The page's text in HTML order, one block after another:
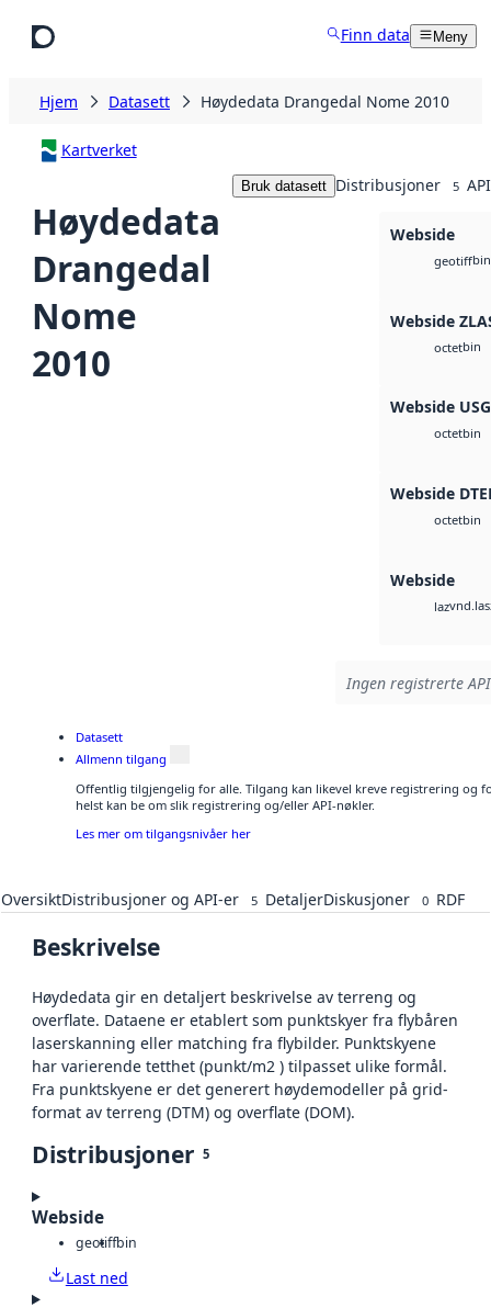
Finn data Meny
Hjem Datasett Høydedata Drangedal Nome 2010
Kartverket
Høydedata
Drangedal
Nome
2010
Bruk datasett Distribusjoner 5
Webside
geotiffbin
Webside
octetbin
Webside
octetbin
Webside
octetbin
Webside
laz
Ingen registrerte
Datasett
Allmenn tilgang
Offentlig tilgjengelig for alle. Tilgang kan likevel kreve registrering og
helst kan be om slik registrering og/eller API-nøkler.
Les mer om tilgangsnivåer her
OversiktDistribusjoner og API-er 5 DetaljerDiskusjoner 0 RDF
Beskrivelse
Høydedata gir en detaljert beskrivelse av terreng og
overflate. Dataene er etablert som punktskyer fra flybåren
laserskanning eller matching fra flybilder. Punktskyene
har varierende tetthet (punkt/m2 ) tilpasset ulike formål.
Fra punktskyene er det generert høydemodeller på grid-
format av terreng (DTM) og overflate (DOM).
Distribusjoner 5
Webside
geotiffbin
Last ned